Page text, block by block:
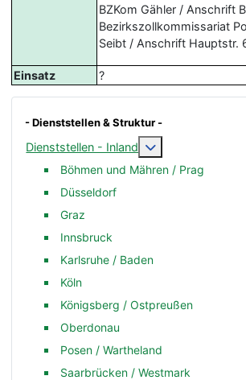
- Dienststellen & Struktur -
Dienststellen - Inland
Weitere
Böhmen und Mähren / Prag
Düsseldorf
Graz
Innsbruck
Karlsruhe / Baden
Köln
Königsberg / Ostpreußen
Oberdonau
Posen / Wartheland
Saarbrücken / Westmark
BZKom Gähler / Anschrift
Bezirkszollkommissariat
Seibt / Anschrift Hauptstr.
Einsatz ?